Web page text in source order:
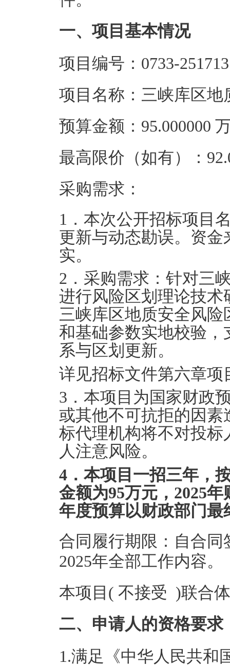
一、项目基本情况
项目编号：0733-
项目名称：三峡库区
预算金额：95.000000
最高限价（如有）：
采购需求：
1．本次公开招标项目
更新与动态勘误。资
实。
2．采购需求：针对三
进行风险区划理论技
三峡库区地质安全风
和基础参数实地校验
系与区划更新。
详见招标文件第六章项
3．本项目为国家财政
或其他不可抗拒的因
标代理机构将不对投
人注意风险。
4 ． 本项目一招三年，
金额为95万元，2025年
年度预算以财政部门最
合同履行期限：自合同
2025年全部工作内容。
本项目( 不接受 )联合
二、申请人的资格要求
1.满足《中华人民共和